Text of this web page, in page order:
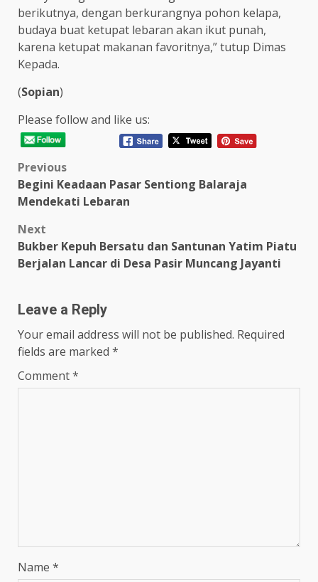
berikutnya, dengan berkurangnya pohon kelapa,
budaya buat ketupat lebaran akan ikut punah,
karena ketupat makanan favoritnya,” tutup Dimas
Kepada.
(Sopian)
Please follow and like us:
Post
navigation
Previous
Begini Keadaan Pasar Sentiong Balaraja
Mendekati Lebaran
Next
Bukber Kepuh Bersatu dan Santunan Yatim Piatu
Berjalan Lancar di Desa Pasir Muncang Jayanti
Leave a Reply
Your email address will not be published. Required
fields are marked *
Comment*
Name *